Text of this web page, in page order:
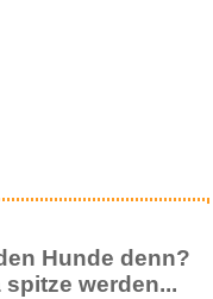
Hunde denn?
werden...